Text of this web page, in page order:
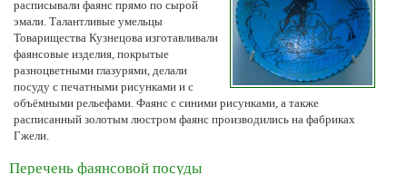
расписывали фаянс прямо по сырой
эмали. Талантливые умельцы
Товарищества Кузнецова изготавливали
фаянсовые изделия, покрытые
разноцветными глазурями, делали
посуду с печатными рисунками и с
объёмными рельефами. Фаянс с синими рисунками, а также
расписанный золотым люстром фаянс производились на фабриках
Гжели.
Перечень фаянсовой посуды